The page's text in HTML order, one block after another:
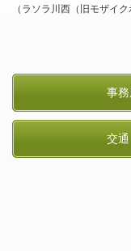
（ラソラ川西（旧モザイク
事
交